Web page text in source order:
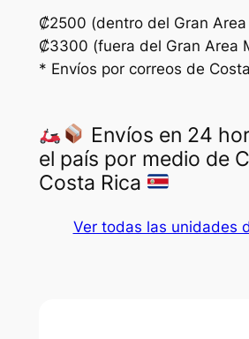
₡2500 (dentro del Gran
₡3300 (fuera del Gran Area
* Envíos por correos de
Envíos en 24
el país por medio de
Costa Rica
Ver todas las unidades